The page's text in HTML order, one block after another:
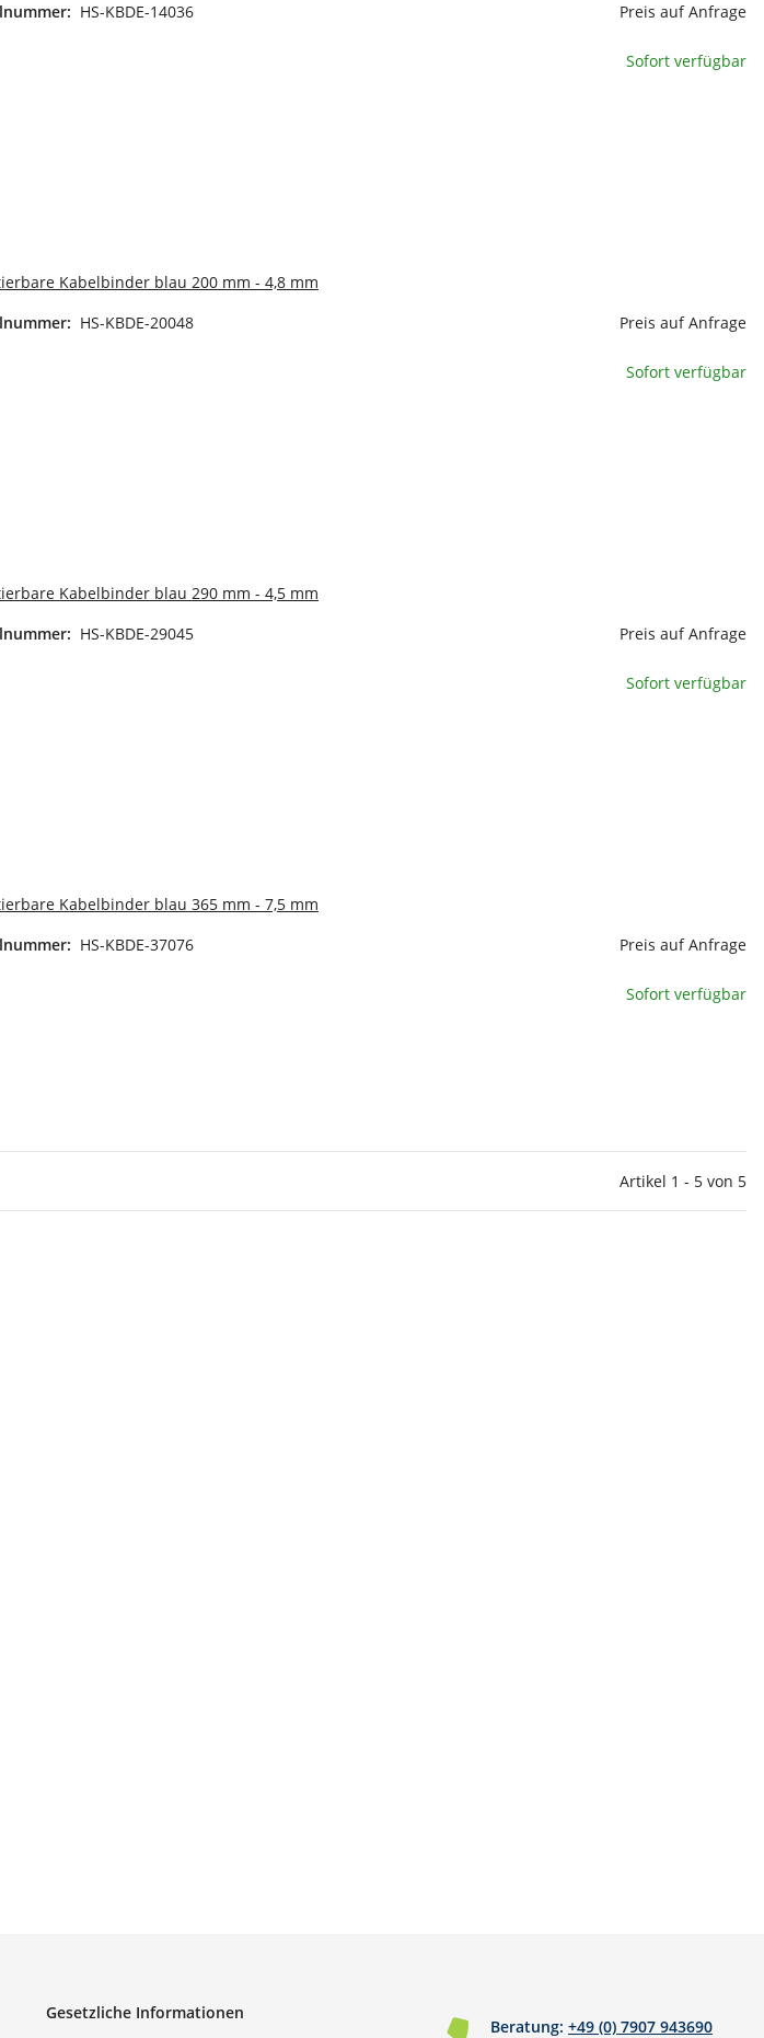
HS-KBDE-14036 Preis auf Anfrage
Sofort verfügbar
Kabelbinder blau 200 mm - 4,8 mm
HS-KBDE-20048 Preis auf Anfrage
Sofort verfügbar
Kabelbinder blau 290 mm - 4,5 mm
HS-KBDE-29045 Preis auf Anfrage
Sofort verfügbar
Kabelbinder blau 365 mm - 7,5 mm
HS-KBDE-37076 Preis auf Anfrage
Sofort verfügbar
Artikel 1 - 5 von 5
Gesetzliche Informationen
Beratung: +49 (0) 7907 943690